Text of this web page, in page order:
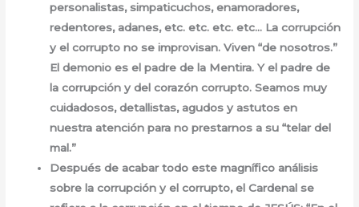
personalistas, simpaticuchos, enamoradores,
redentores, adanes, etc. etc. etc. etc… La corrupción
y el corrupto no se improvisan. Viven “de nosotros.”
El demonio es el padre de la Mentira. Y el padre de
la corrupción y del corazón corrupto. Seamos muy
cuidadosos, detallistas, agudos y astutos en
nuestra atención para no prestarnos a su “telar del
mal.”
Después de acabar todo este magnífico análisis
sobre la corrupción y el corrupto, el Cardenal se